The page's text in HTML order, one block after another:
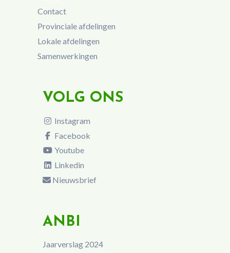
Contact
Provinciale afdelingen
Lokale afdelingen
Samenwerkingen
VOLG ONS
Instagram
Facebook
Youtube
Linkedin
Nieuwsbrief
ANBI
Jaarverslag 2024